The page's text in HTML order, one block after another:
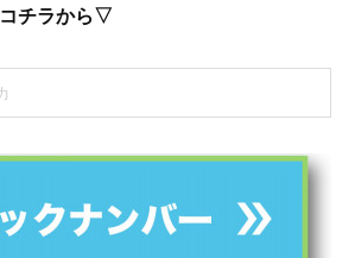
チラから▽